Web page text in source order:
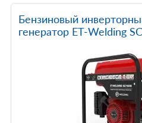
Бензиновый
генератор ET-Welding